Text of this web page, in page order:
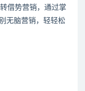
借势营销，通过掌
无脑营销，轻轻松